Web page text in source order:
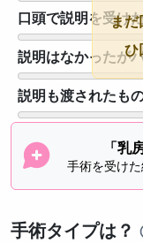
口頭で説明を受け
説明はなかったが
説明も渡されたも
「乳
手術を受け
まだ
ひ
手術タイプは？